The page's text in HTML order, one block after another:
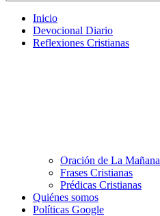
Inicio
Devocional Diario
Reflexiones Cristianas
Oración de La Mañana
Frases Cristianas
Prédicas Cristianas
Quiénes somos
Políticas Google